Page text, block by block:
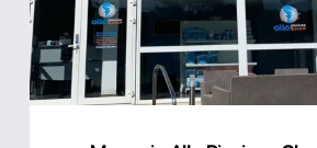
Mouans
Sartoux